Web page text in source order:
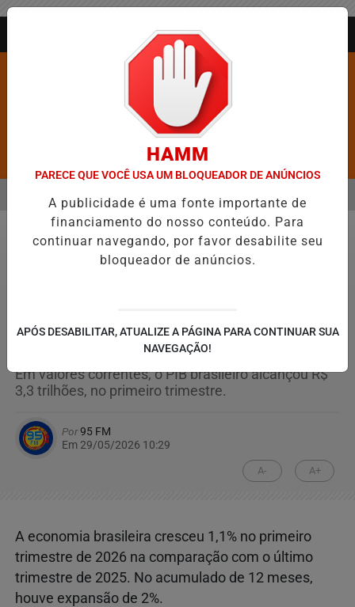
Pesquisar Notícia
É CONFIRMADA NO DIA DO EVANGÉLICO EM JEQUIÉ E REFORÇA
EM ALTA
MENU
Economia
Economia brasileira cresce 1,1% no 1º
Em valores correntes, o PIB brasileiro alcançou R$
3,3 trilhões, no primeiro trimestre.
Por95 FM
Em 29/05/2026 10:29
A- A+
A economia brasileira cresceu ​1,1% no primeiro
trimestre de 2026 na comparação com o último
trimestre de 2025. No acumulado de 12 meses,
houve expansão de 2%.
HAMM
PARECE QUE VOCÊ USA UM BLOQUEADOR DE ANÚNCIOS
A publicidade é uma fonte importante de
financiamento do nosso conteúdo. Para
continuar navegando, por favor desabilite seu
bloqueador de anúncios.
APÓS DESABILITAR, ATUALIZE A PÁGINA PARA CONTINUAR SUA
NAVEGAÇÃO!